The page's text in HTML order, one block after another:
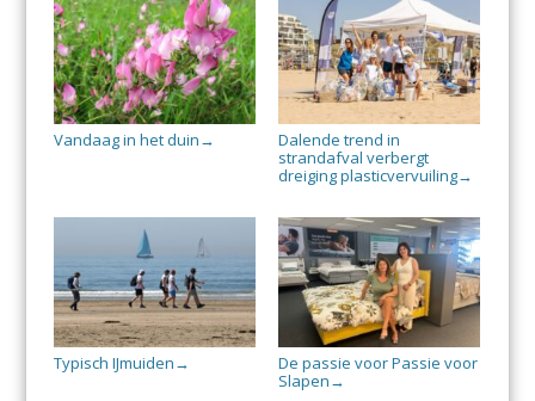
Vandaag in het duin →
Dalende trend in
strandafval verbergt
dreiging plasticvervuiling→
Typisch IJmuiden →
De passie voor Passie voor
Slapen →